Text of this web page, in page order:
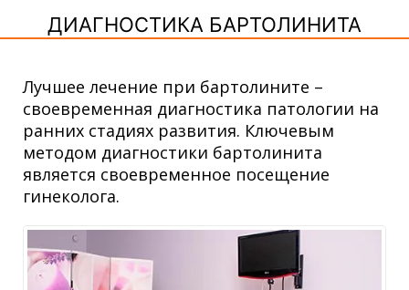
ДИАГНОСТИКА БАРТОЛИНИТА
Лучшее лечение при бартолините –
своевременная диагностика патологии на
ранних стадиях развития. Ключевым
методом диагностики бартолинита
является своевременное посещение
гинеколога.